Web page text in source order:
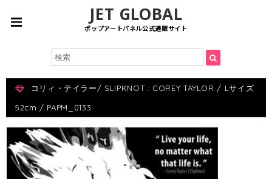
JET GLOBAL
ポップアートパネル公式通販サイト
コリィ・テイラー/ SLIPKNOT : COREY TAYLOR / Lサイズ
52cm / PAPM_0133